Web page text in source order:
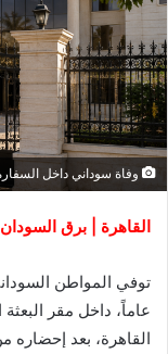
وفاة سوداني داخل
القاهرة | برق السودان
عاماً، داخل مقر
القاهرة، بعد